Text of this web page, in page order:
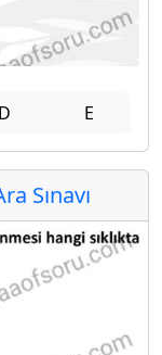
D E
Sınavı